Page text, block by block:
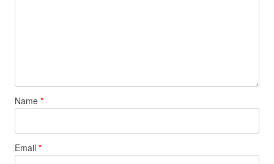
Name *
Email *